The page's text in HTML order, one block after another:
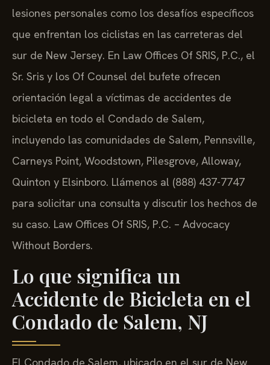
lesiones personales como los desafíos específicos
que enfrentan los ciclistas en las carreteras del
sur de New Jersey. En Law Offices Of SRIS, P.C., el
Sr. Sris y los Of Counsel del bufete ofrecen
orientación legal a víctimas de accidentes de
bicicleta en todo el Condado de Salem,
incluyendo las comunidades de Salem, Pennsville,
Carneys Point, Woodstown, Pilesgrove, Alloway,
Quinton y Elsinboro. Llámenos al (888) 437-7747
para solicitar una consulta y discutir los hechos de
su caso. Law Offices Of SRIS, P.C. – Advocacy
Without Borders.
Lo que significa un
Accidente de Bicicleta en el
Condado de Salem, NJ